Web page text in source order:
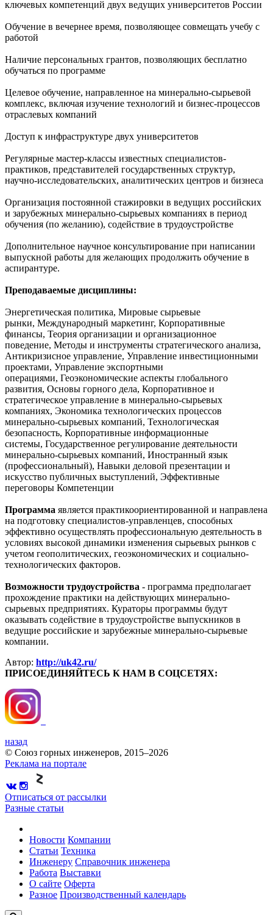
ключевых компетенций двух ведущих университетов России
Обучение в вечернее время, позволяющее совмещать учебу с
работой
Наличие персональных грантов, позволяющих бесплатно
обучаться по программе
Целевое обучение, направленное на минерально-сырьевой
комплекс, включая изучение технологий и бизнес-процессов
отраслевых компаний
Доступ к инфраструктуре двух университетов
Регулярные мастер-классы известных специалистов-
практиков, представителей государственных структур,
научно-исследовательских, аналитических центров и бизнеса
Организация постоянной стажировки в ведущих российских
и зарубежных минерально-сырьевых компаниях в период
обучения (по желанию), содействие в трудоустройстве
Дополнительное научное консультирование при написании
выпускной работы для желающих продолжить обучение в
аспирантуре.
Преподаваемые дисциплины:
Энергетическая политика, Мировые сырьевые
рынки, Международный маркетинг, Корпоративные
финансы, Теория организации и организационное
поведение, Методы и инструменты стратегического анализа,
Антикризисное управление, Управление инвестиционными
проектами, Управление экспортными
операциями, Геоэкономические аспекты глобального
развития, Основы горного дела, Корпоративное и
стратегическое управление в минерально-сырьевых
компаниях, Экономика технологических процессов
минерально-сырьевых компаний, Технологическая
безопасность, Корпоративные информационные
системы, Государственное регулирование деятельности
минерально-сырьевых компаний, Иностранный язык
(профессиональный), Навыки деловой презентации и
искусство публичных выступлений, Эффективные
переговоры Компетенции
Программа является практикоориентированной и направлена
на подготовку специалистов-управленцев, способных
эффективно осуществлять профессиональную деятельность в
условиях высокой динамики изменения сырьевых рынков с
учетом геополитических, геоэкономических и социально-
технологических факторов.
Возможности трудоустройства - программа предполагает
прохождение практики на действующих минерально-
сырьевых предприятиях. Кураторы программы будут
оказывать содействие в трудоустройстве выпускников в
ведущие российские и зарубежные минерально-сырьевые
компании.
Автор: http://uk42.ru/
ПРИСОЕДИНЯЙТЕСЬ К НАМ В СОЦСЕТЯХ:
назад
© Союз горных инженеров, 2015–2026
Реклама на портале
Отписаться от рассылки
Разные статьи
Новости Компании
Статьи Техника
Инженеру Справочник инженера
Работа Выставки
О сайте Оферта
Разное Производственный календарь